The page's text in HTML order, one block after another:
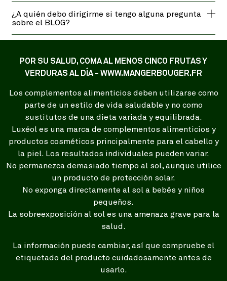
¿A quién debo dirigirme si tengo alguna pregunta
sobre el BLOG?
POR SU SALUD, COMA AL MENOS CINCO FRUTAS Y
VERDURAS AL DÍA - WWW.MANGERBOUGER.FR
Los complementos alimenticios deben utilizarse como
parte de un estilo de vida saludable y no como
sustitutos de una dieta variada y equilibrada.
Luxéol es una marca de complementos alimenticios y
productos cosméticos principalmente para el cabello y
la piel. Los resultados individuales pueden variar.
No permanezca demasiado tiempo al sol, aunque utilice
un producto de protección solar.
No exponga directamente al sol a bebés y niños
pequeños.
La sobreexposición al sol es una amenaza grave para la
salud.
La información puede cambiar, así que compruebe el
etiquetado del producto cuidadosamente antes de
usarlo.